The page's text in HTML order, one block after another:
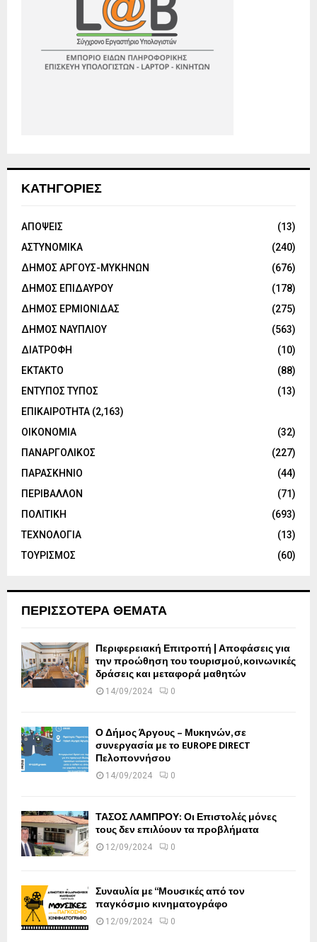
ΚΑΤΗΓΟΡΙΕΣ
ΑΠΟΨΕΙΣ
(13)
ΑΣΤΥΝΟΜΙΚΑ
(240)
ΔΗΜΟΣ ΑΡΓΟΥΣ-ΜΥΚΗΝΩΝ
(676)
ΔΗΜΟΣ ΕΠΙΔΑΥΡΟΥ
(178)
ΔΗΜΟΣ ΕΡΜΙΟΝΙΔΑΣ
(275)
ΔΗΜΟΣ ΝΑΥΠΛΙΟΥ
(563)
ΔΙΑΤΡΟΦΗ
(10)
ΕΚΤΑΚΤΟ
(88)
ΕΝΤΥΠΟΣ ΤΥΠΟΣ
(13)
ΕΠΙΚΑΙΡΟΤΗΤΑ (2,163)
ΟΙΚΟΝΟΜΙΑ
(32)
ΠΑΝΑΡΓΟΛΙΚΟΣ
(227)
ΠΑΡΑΣΚΗΝΙΟ
(44)
ΠΕΡΙΒΑΛΛΟΝ
(71)
ΠΟΛΙΤΙΚΗ
(693)
ΤΕΧΝΟΛΟΓΙΑ
(13)
ΤΟΥΡΙΣΜΟΣ
(60)
ΠΕΡΙΣΣΟΤΕΡΑ ΘΕΜΑΤΑ
Περιφερειακή Επιτροπή | Αποφάσεις για
την προώθηση του τουρισμού, κοινωνικές
δράσεις και μεταφορά μαθητών
14/09/2024 0
Ο Δήμος Άργους – Μυκηνών, σε
συνεργασία με το EUROPE DIRECT
Πελοποννήσου
14/09/2024 0
ΤΑΣΟΣ ΛΑΜΠΡΟΥ: Οι Επιστολές μόνες
τους δεν επιλύουν τα προβλήματα
12/09/2024 0
Συναυλία με “Μουσικές από τον
παγκόσμιο κινηματογράφο
12/09/2024 0